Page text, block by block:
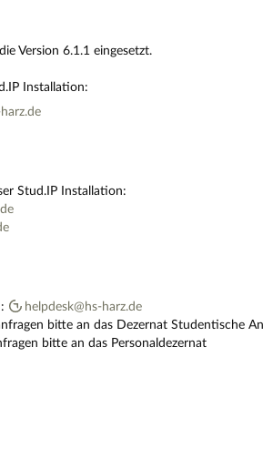
Version 6.1.1 eingesetzt.
Installation:
Stud.IP Installation:
helpdesk@hs-harz.de
bitte an das Dezernat Studentische
bitte an das Personaldezernat